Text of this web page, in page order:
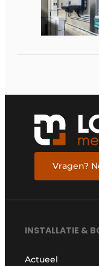
Vragen?
INSTALLATIE &
Actueel